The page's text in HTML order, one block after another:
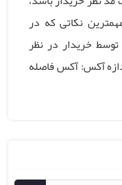
نکاتی که در
خریدار در نظر
آکس: آکس فاصله